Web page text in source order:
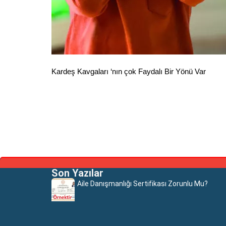
Kardeş Kavgaları ‘nın çok Faydalı Bir Yönü Var
Son Yazılar
Aile Danışmanlığı Sertifikası Zorunlu Mu?